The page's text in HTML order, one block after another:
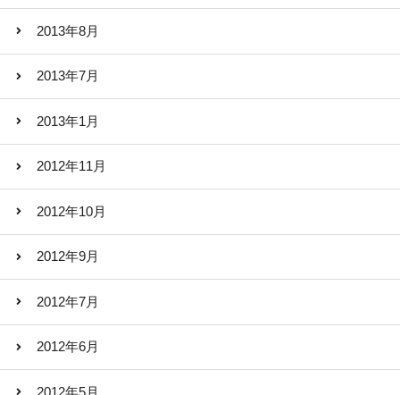
2013年8月
2013年7月
2013年1月
2012年11月
2012年10月
2012年9月
2012年7月
2012年6月
2012年5月